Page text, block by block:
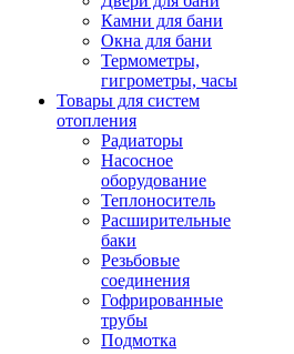
Камни для бани
Окна для бани
Термометры,
гигрометры, часы
Товары для систем
отопления
Радиаторы
Насосное
оборудование
Теплоноситель
Расширительные
баки
Резьбовые
соединения
Гофрированные
трубы
Подмотка